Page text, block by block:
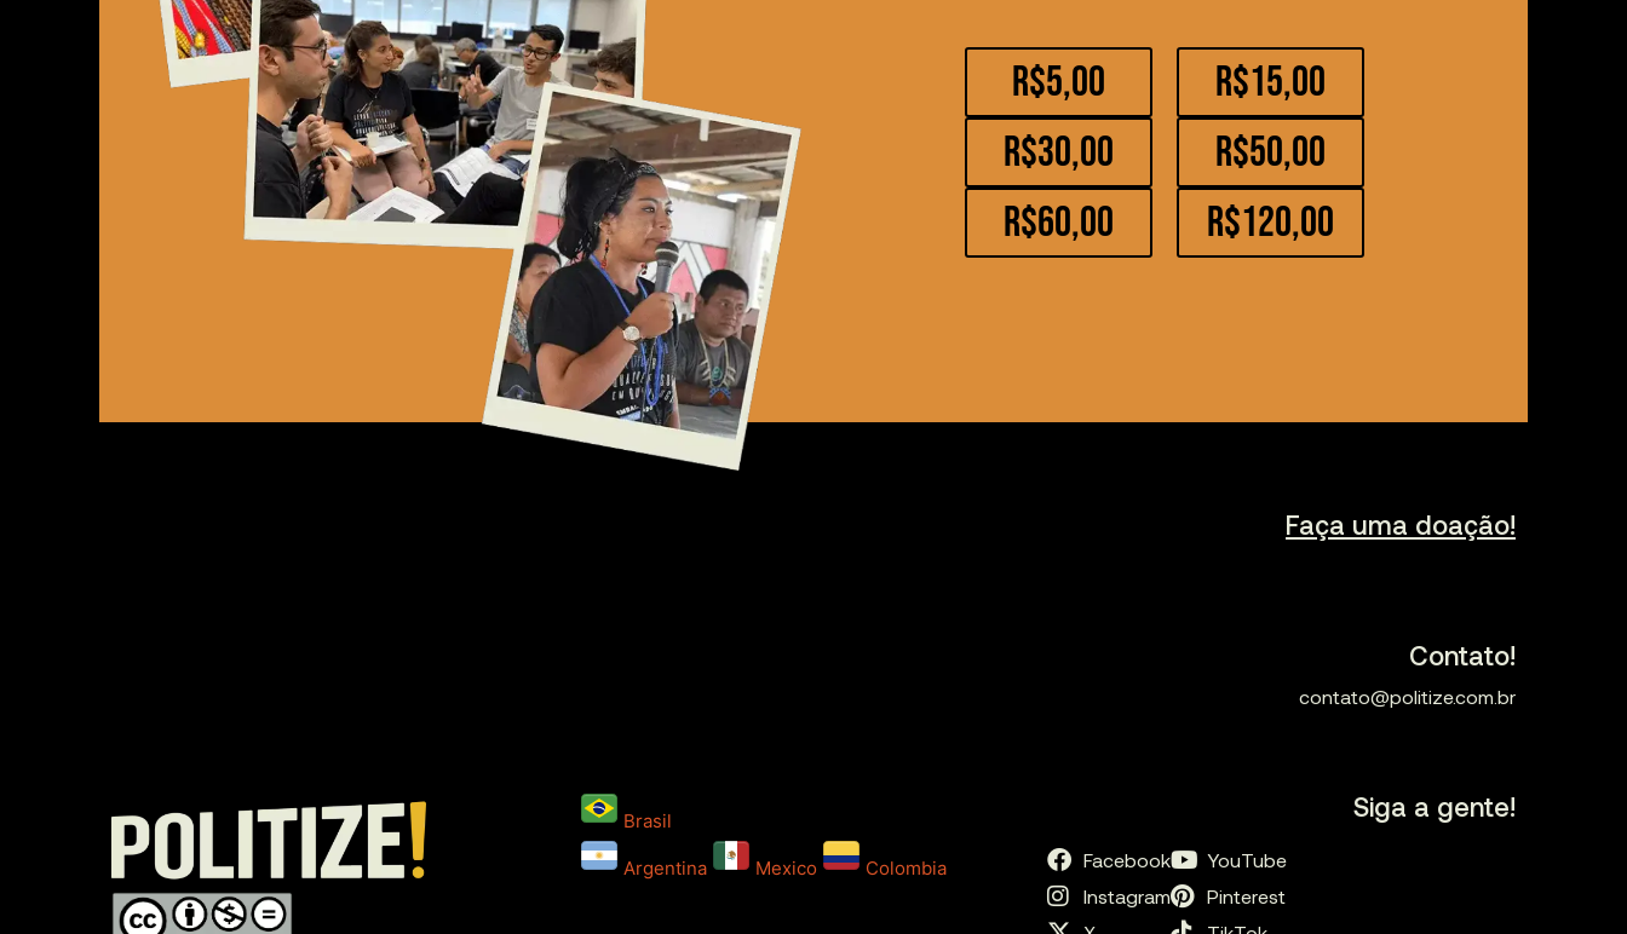
R$5,00
R$30,00
R$60,00
R$15,00
R$50,00
R$120,00
Faça uma doação!
Contato!
contato@politize.com.br
Brasil
Argentina Mexico Colombia
Siga a gente!
Facebook
Instagram
YouTube
Pinterest